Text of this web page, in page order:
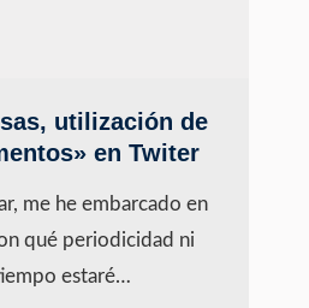
utilización de
en Twiter
me he embarcado en
qué periodicidad ni
estaré…